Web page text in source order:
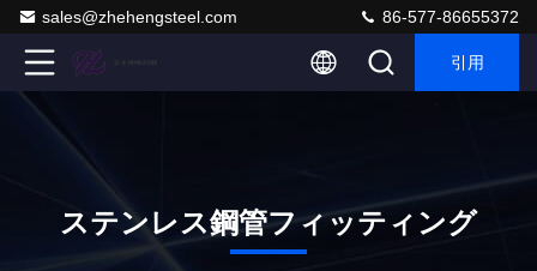
sales@zhehengsteel.com 86-577-86655372
引用
ステンレス鋼管フィッティング